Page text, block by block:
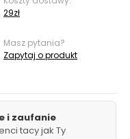
29zł
Masz pytania?
Zapytaj o produkt
i zaufanie
tacy jak Ty